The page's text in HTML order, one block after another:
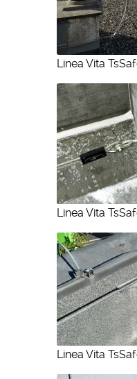
Linea Vita
Linea Vita
Linea Vita